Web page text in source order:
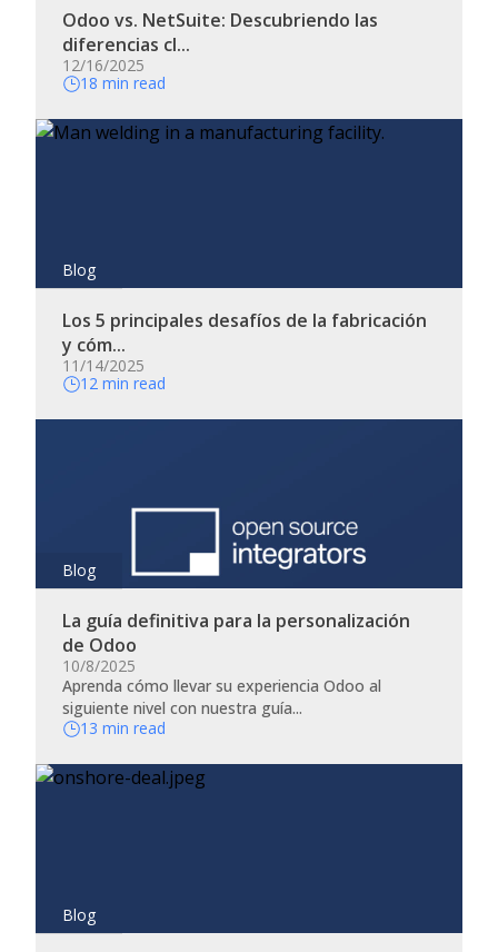
Odoo vs. NetSuite: Descubriendo las
diferencias cl...
12/16/2025
18 min read
Blog
Los 5 principales desafíos de la fabricación
y cóm...
11/14/2025
12 min read
Blog
La guía definitiva para la personalización
de Odoo
10/8/2025
Aprenda cómo llevar su experiencia Odoo al
siguiente nivel con nuestra guía...
13 min read
Blog